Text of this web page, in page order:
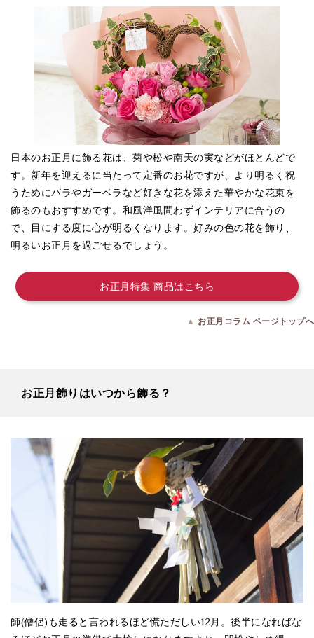
日本のお正月に飾る花は、菊や松や南天の実などがほとんどで
す。新年を迎えるに当たって定番のお花ですが、より明るく祝
うためにバラやガーベラなど好きな花を添えた華やかな花束を
飾るのもおすすめです。和風洋風問わずインテリアに合うの
で、目にする度に心が明るくなります。好みの色の花を飾り、
明るいお正月を過ごせるでしょう。
お正月特集 商品はこちら
▲ お正月コラム ページトップへ
お正月飾りはいつから飾る？
師(僧侶)も走ると言われるほど慌ただしい12月。後半になればな